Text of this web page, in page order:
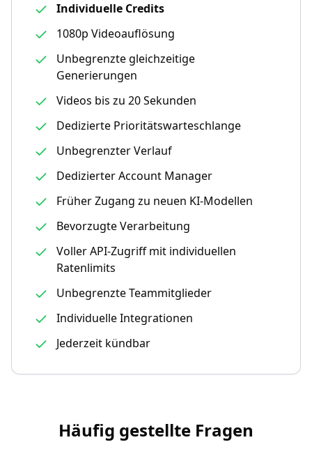
Individuelle Credits
1080p Videoauflösung
Unbegrenzte gleichzeitige
Generierungen
Videos bis zu 20 Sekunden
Dedizierte Prioritätswarteschlange
Unbegrenzter Verlauf
Dedizierter Account Manager
Früher Zugang zu neuen KI-Modellen
Bevorzugte Verarbeitung
Voller API-Zugriff mit individuellen
Ratenlimits
Unbegrenzte Teammitglieder
Individuelle Integrationen
Jederzeit kündbar
Häufig gestellte Fragen